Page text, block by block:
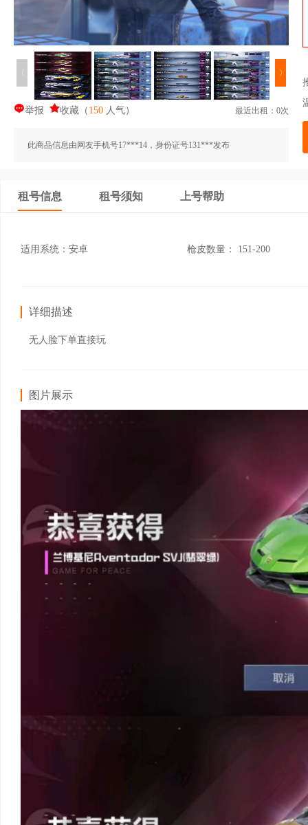
〈 〉
举报 收藏 （ 150 人气） 最近出租：0次
此商品信息由网友手机号17***14，身份证号131***发布
租号信息 租号须知 上号帮助
适用系统： 安卓 枪皮数量： 151-200
详细描述
无人脸下单直接玩
图片展示